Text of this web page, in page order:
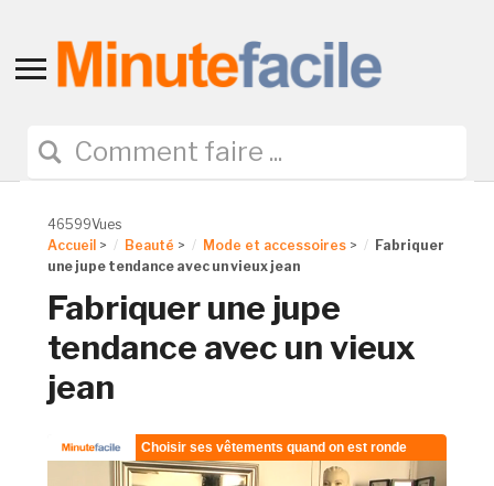
Toggle
navigation
46599Vues
Accueil > Beauté > Mode et accessoires >
Fabriquer
une jupe tendance avec un vieux jean
Fabriquer une jupe
tendance avec un vieux
jean